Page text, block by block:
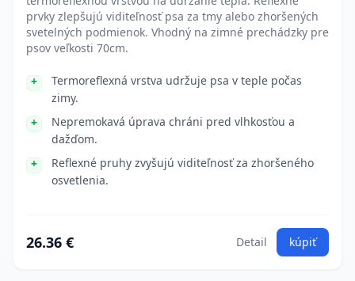
prvky zlepšujú viditeľnosť psa za tmy alebo zhoršených
svetelných podmienok. Vhodný na zimné prechádzky pre
psov veľkosti 70cm.
Termoreflexná vrstva udržuje psa v teple počas
zimy.
Nepremokavá úprava chráni pred vlhkosťou a
dažďom.
Reflexné pruhy zvyšujú viditeľnosť za zhoršeného
osvetlenia.
26.36 € Detail kúpiť